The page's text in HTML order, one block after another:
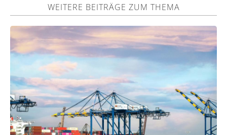
WEITERE BEITRÄGE ZUM THEMA